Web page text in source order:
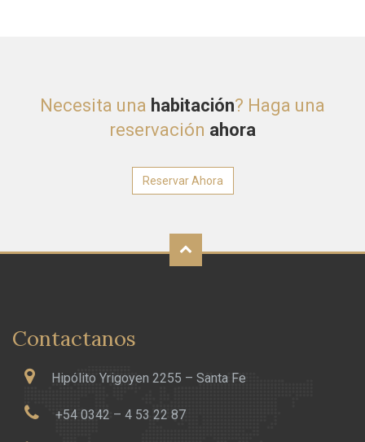
Necesita una habitación? Haga una
reservación ahora
Reservar Ahora
Contactanos
Hipólito Yrigoyen 2255 – Santa Fe
+54 0342 – 4 53 22 87